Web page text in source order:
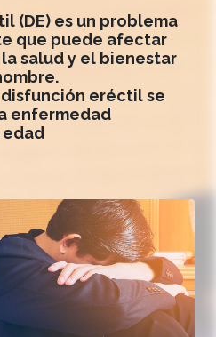
(DE) es un problema
que puede afectar
salud y el bienestar
eréctil se
enfermedad